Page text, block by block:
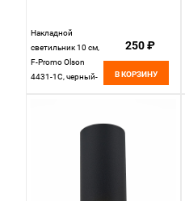
Накладной
светильник 10 см,
F-Promo Olson
4431-1C, черный-
250 ₽
В КОРЗИНУ